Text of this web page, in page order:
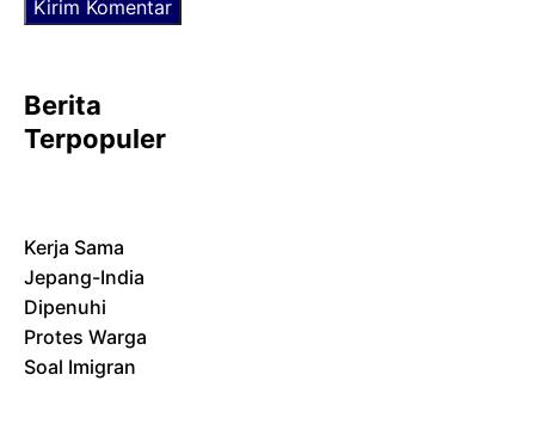
Berita
Terpopuler
Kerja Sama
Jepang-India
Dipenuhi
Protes Warga
Soal Imigran